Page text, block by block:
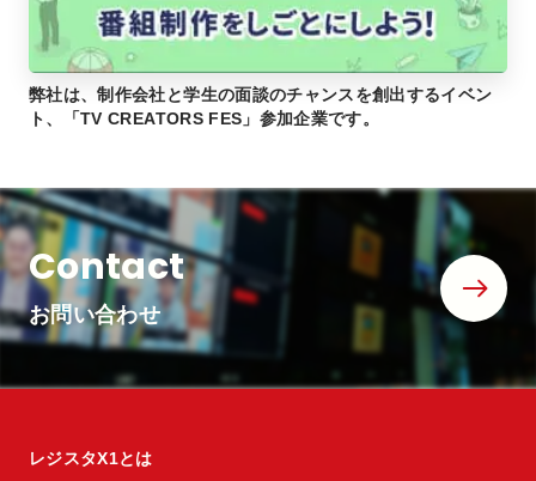
弊社は、制作会社と学生の面談のチャンスを創出するイベン
ト、「TV CREATORS FES」参加企業です。
Contact
お問い合わせ
レジスタX1とは